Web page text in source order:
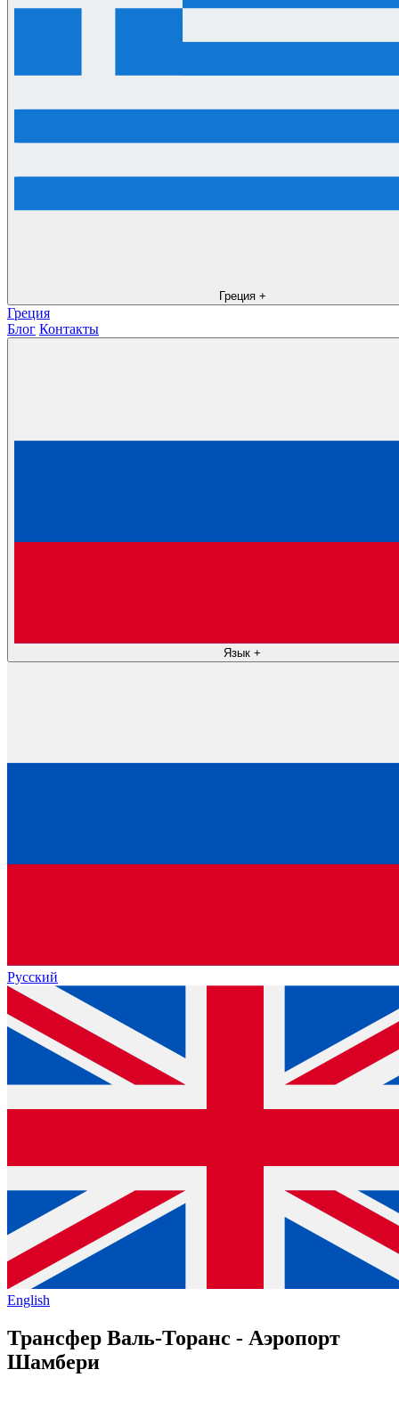
Греция +
Греция
Блог Контакты
Язык +
Русский
English
Трансфер Валь-Торанс - Аэропорт
Шамбери